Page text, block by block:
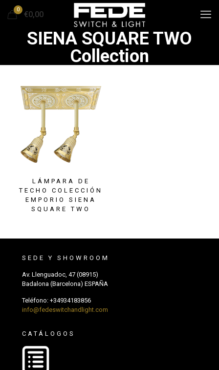
0
€0,00
SIENA SQUARE TWO
Collection
LÁMPARA DE
TECHO COLECCIÓN
EMPORIO SIENA
SQUARE TWO
SEDE Y SHOWROOM
Av. Llenguadoc, 47 (08915)
Badalona (Barcelona) ESPAÑA
Teléfono: +34934183856
info@fedeswitchandlight.com
CATÁLOGOS